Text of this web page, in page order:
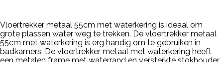
Vloertrekker metaal 55cm met waterkering is ideaal om
grote plassen water weg te trekken. De vloertrekker metaal
55cm met waterkering is erg handig om te gebruiken in
badkamers. De vloertrekker metaal met waterkering heeft
een metalen frame met waterrand en versterkte stokhouder.